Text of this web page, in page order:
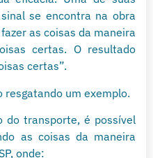
se encontra na obra
as coisas da maneira
certas. O resultado
certas”.
um exemplo.
do transporte, é possível
as coisas da maneira
onde: